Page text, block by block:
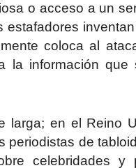
o acceso a un
coloca al
la información
larga; en el Reino
periodistas de
celebridades